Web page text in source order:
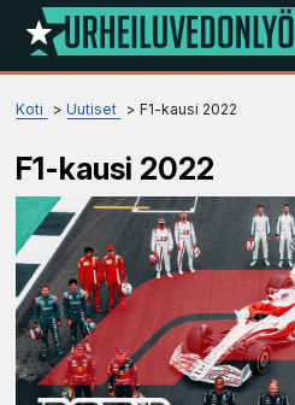
Koti Uutiset F1-kausi 2022
F1-kausi 2022